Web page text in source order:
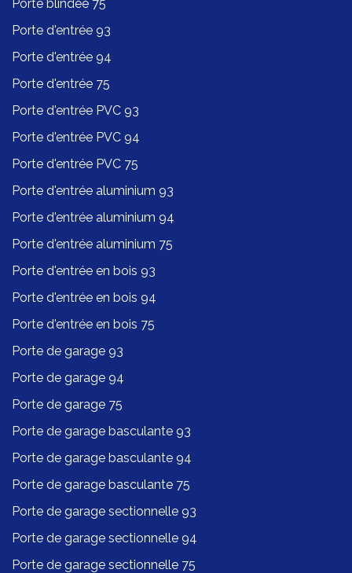
Porte blindée 75
Porte d'entrée 93
Porte d'entrée 94
Porte d'entrée 75
Porte d'entrée PVC 93
Porte d'entrée PVC 94
Porte d'entrée PVC 75
Porte d'entrée aluminium 93
Porte d'entrée aluminium 94
Porte d'entrée aluminium 75
Porte d'entrée en bois 93
Porte d'entrée en bois 94
Porte d'entrée en bois 75
Porte de garage 93
Porte de garage 94
Porte de garage 75
Porte de garage basculante 93
Porte de garage basculante 94
Porte de garage basculante 75
Porte de garage sectionnelle 93
Porte de garage sectionnelle 94
Porte de garage sectionnelle 75